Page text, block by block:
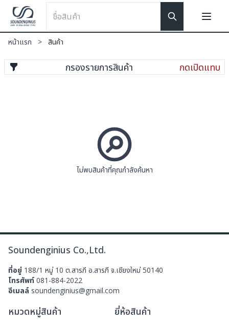
หน้าแรก > สินค้า
กรองรายการสินค้า กดเปิดแทบ
ไม่พบสินค้าที่คุณกำลังค้นหา
Soundenginius Co.,Ltd.
ที่อยู่ 188/1 หมู่ 10 ต.สารภี อ.สารภี จ.เชียงใหม่ 50140
โทรศัพท์ 081-884-2022
อีเมลล์ soundenginius@gmail.com
หมวดหมู่สินค้า ยี่ห้อสินค้า